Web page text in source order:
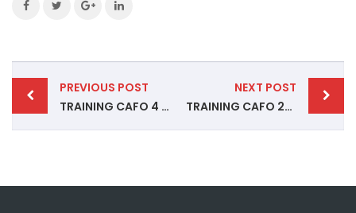
Post
navigation
PREVIOUS POST
TRAINING CAFO 4 – 6 DESEMBER 2023
NEXT POST
TRAINING CAFO 20 – 23 FEBRUARI 2023